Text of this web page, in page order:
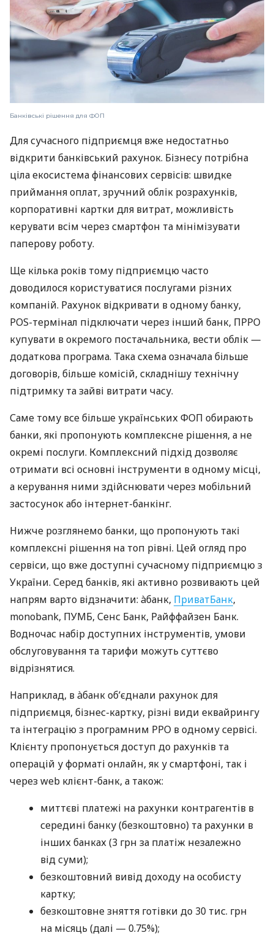
Банківські рішення для ФОП
Для сучасного підприємця вже недостатньо
відкрити банківський рахунок. Бізнесу потрібна
ціла екосистема фінансових сервісів: швидке
приймання оплат, зручний облік розрахунків,
корпоративні картки для витрат, можливість
керувати всім через смартфон та мінімізувати
паперову роботу.
Ще кілька років тому підприємцю часто
доводилося користуватися послугами різних
компаній. Рахунок відкривати в одному банку,
POS-термінал підключати через інший банк, ПРРО
купувати в окремого постачальника, вести облік —
додаткова програма. Така схема означала більше
договорів, більше комісій, складнішу технічну
підтримку та зайві витрати часу.
Саме тому все більше українських ФОП обирають
банки, які пропонують комплексне рішення, а не
окремі послуги. Комплексний підхід дозволяє
отримати всі основні інструменти в одному місці,
а керування ними здійснювати через мобільний
застосунок або інтернет-банкінг.
Нижче розглянемо банки, що пропонують такі
комплексні рішення на топ рівні. Цей огляд про
сервіси, що вже доступні сучасному підприємцю з
України. Серед банків, які активно розвивають цей
напрям варто відзначити: àбанк, ПриватБанк,
monobank, ПУМБ, Сенс Банк, Райффайзен Банк.
Водночас набір доступних інструментів, умови
обслуговування та тарифи можуть суттєво
відрізнятися.
Наприклад, в àбанк об’єднали рахунок для
підприємця, бізнес-картку, різні види еквайрингу
та інтеграцію з програмним РРО в одному сервісі.
Клієнту пропонується доступ до рахунків та
операцій у форматі онлайн, як у смартфоні, так і
через web клієнт-банк, а також:
миттєві платежі на рахунки контрагентів в
середині банку (безкоштовно) та рахунки в
інших банках (3 грн за платіж незалежно
від суми);
безкоштовний вивід доходу на особисту
картку;
безкоштовне зняття готівки до 30 тис. грн
на місяць (далі — 0.75%);